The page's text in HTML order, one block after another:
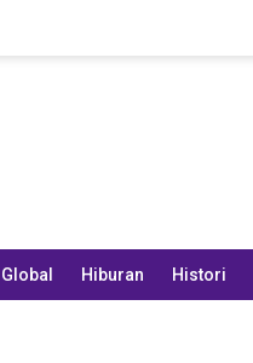
Global Hiburan Histori